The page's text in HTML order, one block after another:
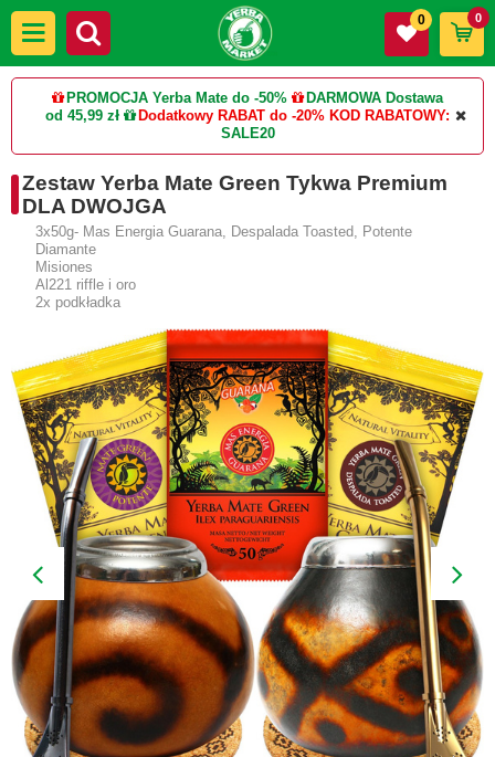
PROMOCJA Yerba Mate do -50%
DARMOWA Dostawa
od 45,99 zł
Dodatkowy RABAT do -20% KOD RABATOWY:
SALE20
0 0
Zestaw Yerba Mate Green Tykwa Premium
DLA DWOJGA
3x50g- Mas Energia Guarana, Despalada Toasted, Potente
Diamante
Misiones
Al221 riffle i oro
2x podkładka